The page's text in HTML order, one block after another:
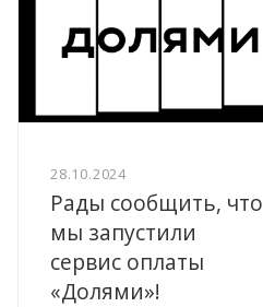
28.10.2024
Рады сообщить, что
мы запустили
сервис оплаты
«Долями»!